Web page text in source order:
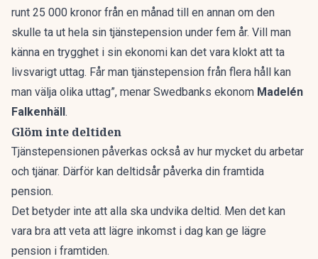
runt 25 000 kronor från en månad till en annan om den
skulle ta ut hela sin tjänstepension under fem år. Vill man
känna en trygghet i sin ekonomi kan det vara klokt att ta
livsvarigt uttag. Får man tjänstepension från flera håll kan
man välja olika uttag”, menar Swedbanks ekonom Madelén
Falkenhäll.
Glöm inte deltiden
Tjänstepensionen påverkas också av hur mycket du arbetar
och tjänar. Därför kan deltidsår påverka din framtida
pension.
Det betyder inte att alla ska undvika deltid. Men det kan
vara bra att veta att lägre inkomst i dag kan ge lägre
pension i framtiden.